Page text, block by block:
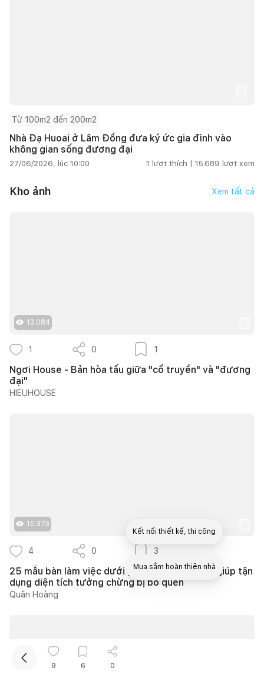
Từ 100m2 đến 200m2
Nhà Đạ Huoai ở Lâm Đồng đưa ký ức gia đình vào
không gian sống đương đại
27/06/2026, lúc 10:00 1 lượt thích | 15.689 lượt xem
Kho ảnh Xem tất cả
13.084
1 0 1
Ngơi House - Bản hòa tấu giữa "cổ truyền" và "đương
đại"
HIEUHOUSE
10.373
4 0 3
25 mẫu bàn làm việc dưới gầm cầu thang đẹp giúp tận
dụng diện tích tưởng chừng bị bỏ quên
Quân Hoàng
9 6 0
Kết nối thiết kế, thi công
Mua sắm hoàn thiện nhà